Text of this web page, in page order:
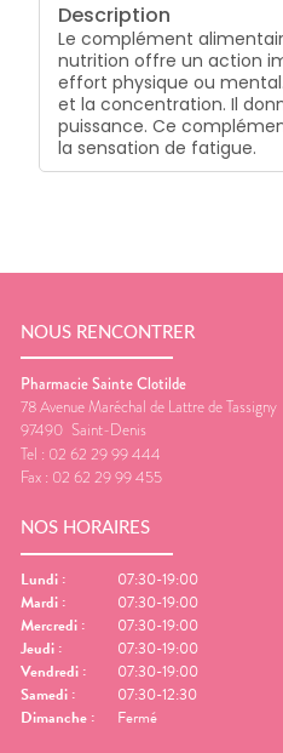
Description
Le complément
nutrition offre un action
effort physique ou
et la concentration. Il
puissance. Ce
la sensation de fatigue.
NOUS RENCONTRER
Pharmacie Sainte Clotilde
78 Avenue Maréchal de Lattre de Tassigny
97490 Saint-Denis
Tel : 02 62 29 99 444
Fax : 02 62 29 99 455
NOS HORAIRES
Lundi :
07:30-19:00
Mardi :
07:30-19:00
Mercredi :
07:30-19:00
Jeudi :
07:30-19:00
Vendredi :
07:30-19:00
Samedi :
07:30-12:30
Dimanche : Fermé